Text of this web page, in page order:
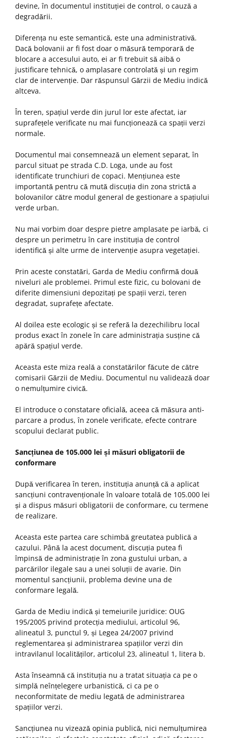
devine, în documentul instituției de control, o cauză a
degradării.
Diferența nu este semantică, este una administrativă.
Dacă bolovanii ar fi fost doar o măsură temporară de
blocare a accesului auto, ei ar fi trebuit să aibă o
justificare tehnică, o amplasare controlată și un regim
clar de intervenție. Dar răspunsul Gărzii de Mediu indică
altceva.
În teren, spațiul verde din jurul lor este afectat, iar
suprafețele verificate nu mai funcționează ca spații verzi
normale.
Documentul mai consemnează un element separat, în
parcul situat pe strada C.D. Loga, unde au fost
identificate trunchiuri de copaci. Mențiunea este
importantă pentru că mută discuția din zona strictă a
bolovanilor către modul general de gestionare a spațiului
verde urban.
Nu mai vorbim doar despre pietre amplasate pe iarbă, ci
despre un perimetru în care instituția de control
identifică și alte urme de intervenție asupra vegetației.
Prin aceste constatări, Garda de Mediu confirmă două
niveluri ale problemei. Primul este fizic, cu bolovani de
diferite dimensiuni depozitați pe spații verzi, teren
degradat, suprafețe afectate.
Al doilea este ecologic și se referă la dezechilibru local
produs exact în zonele în care administrația susține că
apără spațiul verde.
Aceasta este miza reală a constatărilor făcute de către
comisarii Gărzii de Mediu. Documentul nu validează doar
o nemulțumire civică.
El introduce o constatare oficială, aceea că măsura anti-
parcare a produs, în zonele verificate, efecte contrare
scopului declarat public.
Sancțiunea de 105.000 lei și măsuri obligatorii de
conformare
După verificarea în teren, instituția anunță că a aplicat
sancțiuni contravenționale în valoare totală de 105.000 lei
și a dispus măsuri obligatorii de conformare, cu termene
de realizare.
Aceasta este partea care schimbă greutatea publică a
cazului. Până la acest document, discuția putea fi
împinsă de administrație în zona gustului urban, a
parcărilor ilegale sau a unei soluții de avarie. Din
momentul sancțiunii, problema devine una de
conformare legală.
Garda de Mediu indică și temeiurile juridice: OUG
195/2005 privind protecția mediului, articolul 96,
alineatul 3, punctul 9, și Legea 24/2007 privind
reglementarea și administrarea spațiilor verzi din
intravilanul localităților, articolul 23, alineatul 1, litera b.
Asta înseamnă că instituția nu a tratat situația ca pe o
simplă neînțelegere urbanistică, ci ca pe o
neconformitate de mediu legată de administrarea
spațiilor verzi.
Sancțiunea nu vizează opinia publică, nici nemulțumirea